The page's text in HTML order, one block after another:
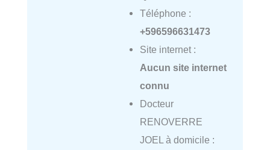
Téléphone :
+596596631473
Site internet :
Aucun site internet
connu
Docteur
RENOVERRE
JOEL à domicile :